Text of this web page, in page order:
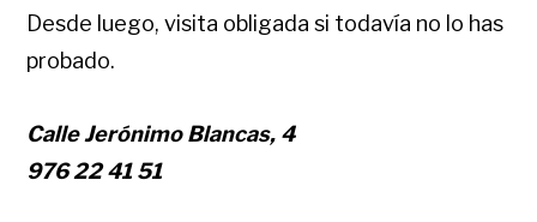
Desde luego, visita obligada si todavía no lo has
probado.
Calle Jerónimo Blancas, 4
976 22 41 51